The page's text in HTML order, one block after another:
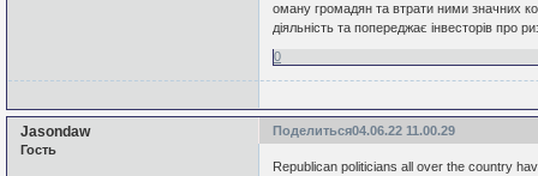
оману громадян та втрати ними значних
діяльність та попереджає інвесторів про
0
Поделиться04.06.22 11.00.29
Jasondaw
Гость
Republican politicians all over the country